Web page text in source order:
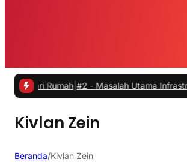
Rumah |#2 -Masalah Utama Infrastruktur
Kivlan Zein
Beranda/Kivlan Zein